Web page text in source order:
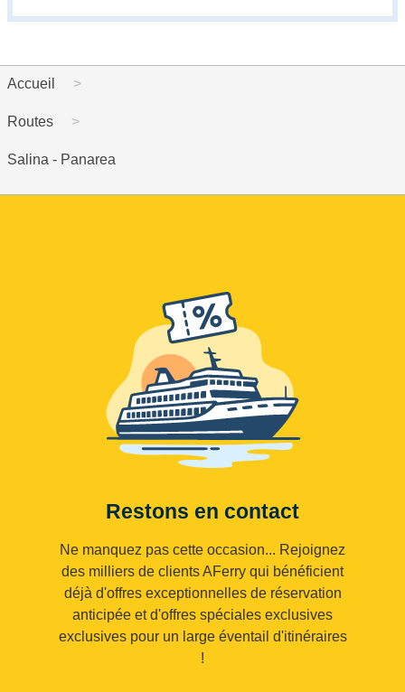
Accueil
Routes
Salina - Panarea
Restons en contact
Ne manquez pas cette occasion... Rejoignez
des milliers de clients AFerry qui bénéficient
déjà d'offres exceptionnelles de réservation
anticipée et d'offres spéciales exclusives
exclusives pour un large éventail d'itinéraires
!